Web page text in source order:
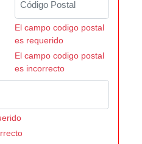
El campo codigo postal
es requerido
El campo codigo postal
es incorrecto